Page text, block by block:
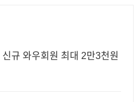
규 와우회원 최대 2만3천원